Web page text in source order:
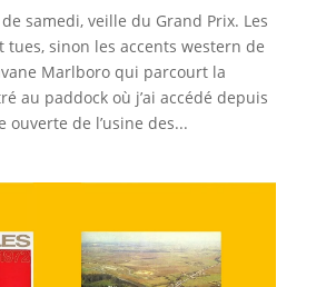
samedi, veille du Grand Prix. Les
tues, sinon les accents western de
Marlboro qui parcourt la
au paddock où j’ai accédé depuis
ouverte de l’usine des...